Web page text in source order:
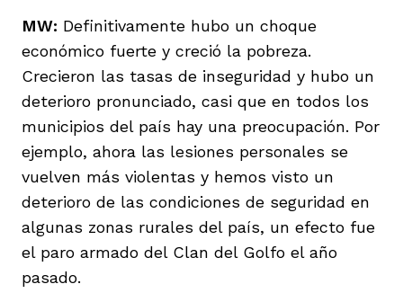
MW: Definitivamente hubo un choque
económico fuerte y creció la pobreza.
Crecieron las tasas de inseguridad y hubo un
deterioro pronunciado, casi que en todos los
municipios del país hay una preocupación. Por
ejemplo, ahora las lesiones personales se
vuelven más violentas y hemos visto un
deterioro de las condiciones de seguridad en
algunas zonas rurales del país, un efecto fue
el paro armado del Clan del Golfo el año
pasado.